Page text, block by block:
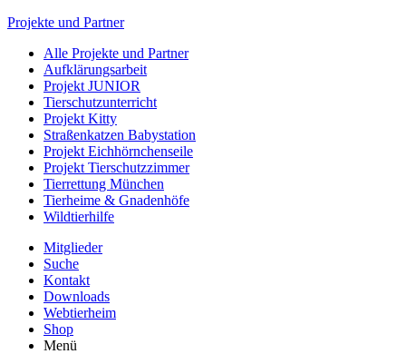
Projekte und Partner
Alle Projekte und Partner
Aufklärungsarbeit
Projekt JUNIOR
Tierschutzunterricht
Projekt Kitty
Straßenkatzen Babystation
Projekt Eichhörnchenseile
Projekt Tierschutzzimmer
Tierrettung München
Tierheime & Gnadenhöfe
Wildtierhilfe
Mitglieder
Suche
Kontakt
Downloads
Webtierheim
Shop
Menü